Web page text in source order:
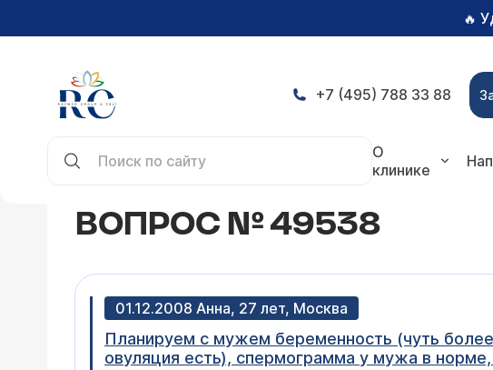
🔥
+7 (495) 788 33 88
О
клинике
ВОПРОС № 49538
01.12.2008 Анна, 27 лет, Москва
Планируем с мужем беременность (чуть
овуляция есть), спермограмма у мужа в